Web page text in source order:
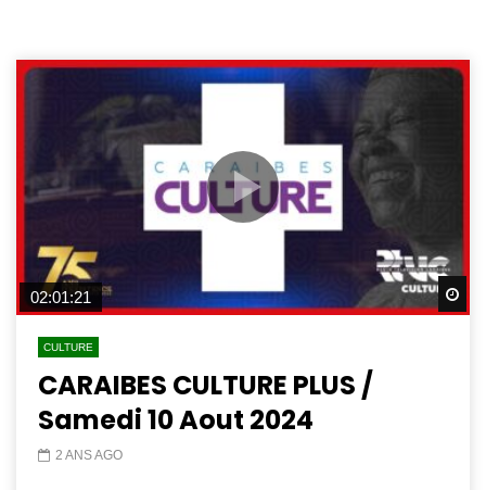
02:01:21
CULTURE
CARAIBES CULTURE PLUS /
Samedi 10 Aout 2024
2 ANS AGO